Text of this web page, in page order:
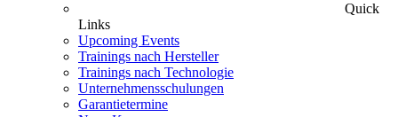
Quick
Links
Upcoming Events
Trainings nach Hersteller
Trainings nach Technologie
Unternehmensschulungen
Garantietermine